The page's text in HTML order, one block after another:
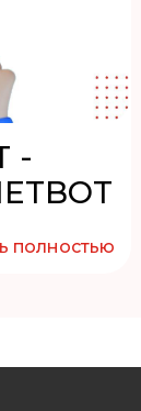
-
полностью